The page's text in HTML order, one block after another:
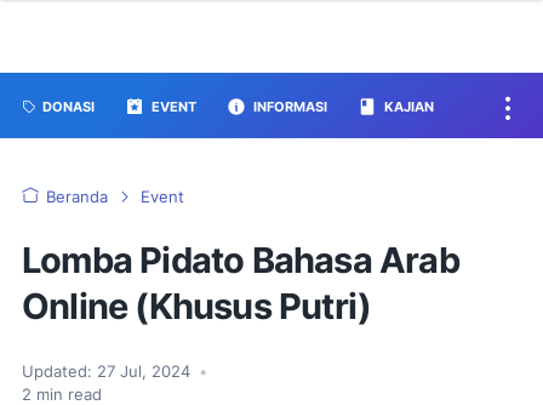
DONASI EVENT INFORMASI KAJIAN
Beranda Event
Lomba Pidato Bahasa Arab
Online (Khusus Putri)
Updated: 27 Jul, 2024 •
2 min read